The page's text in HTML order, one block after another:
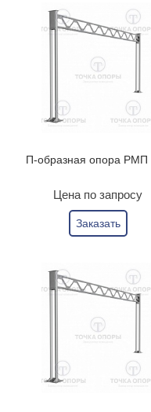
П-образная опора РМП
Цена по запросу
Заказать